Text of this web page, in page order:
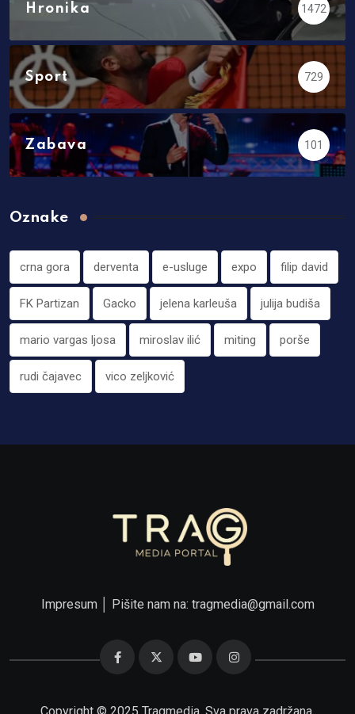
Hronika 1472
Sport 729
Zabava 101
Oznake
crna gora derventa e-usluge expo filip david
FK Partizan Gacko jelena karleuša julija budiša
mario vargas ljosa miroslav ilić miting porše
rudi čajavec vico zeljković
Impresum│ Pišite nam na: tragmedia@gmail.com